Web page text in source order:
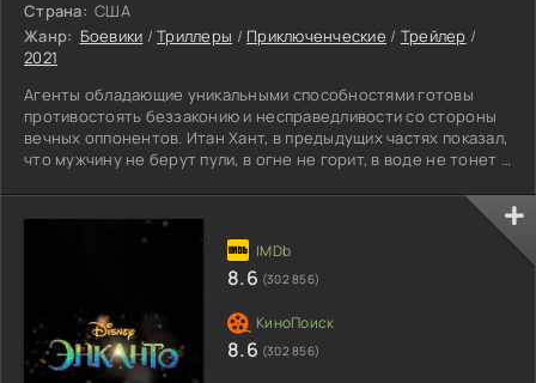
Страна: США
Жанр: Боевики /Триллеры / Приключенческие / Трейлер /
2021
Агенты обладающие уникальными способностями готовы
противостоять беззаконию и несправедливости со стороны
вечных оппонентов. Итан Хант, в предыдущих частях показал,
что мужчину не берут пули, в огне не горит, в воде не тонет и
остановиться у его ног. Сейчас, герою придется столкнуться
с новыми, гораздо серьезней противниками, чтобы
предотвратить наступающий конец всего живого на Земле.
Миссия вызовет в парня шок, поскольку соперник владеет
8.6 (302 856)
8.6 (302 856)